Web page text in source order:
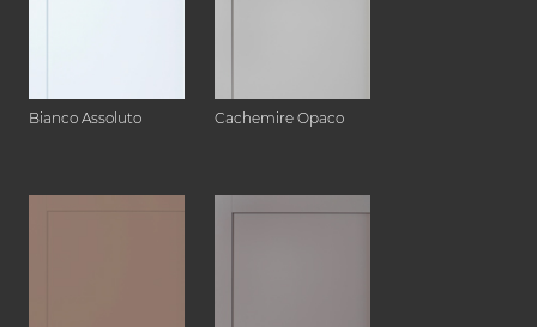
Bianco Assoluto Cachemire Opaco